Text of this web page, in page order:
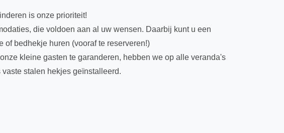
is onze prioriteit!
die voldoen aan al uw wensen. Daarbij kunt u een
of bedhekje huren (vooraf te reserveren!)
kleine gasten te garanderen, hebben we op alle veranda's
stalen hekjes geïnstalleerd.